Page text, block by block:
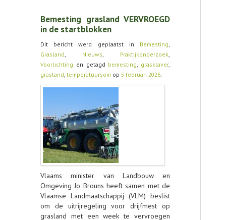
Bemesting grasland VERVROEGD
in de startblokken
Dit bericht werd geplaatst in Bemesting,
Grasland, Nieuws, Praktijkonderzoek,
Voorlichting en getagd bemesting, grasklaver,
grasland, temperatuursom op 5 februari 2026.
Vlaams minister van Landbouw en
Omgeving Jo Brouns heeft samen met de
Vlaamse Landmaatschappij (VLM) beslist
om de uitrijregeling voor drijfmest op
grasland met een week te vervroegen